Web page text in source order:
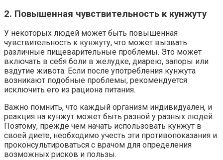
2. Повышенная чувствительность к кунжуту
У некоторых людей может быть повышенная
чувствительность к кунжуту, что может вызвать
различные пищеварительные проблемы. Это может
включать в себя боли в желудке, диарею, запоры или
вздутие живота. Если после употребления кунжута
возникают подобные проблемы, рекомендуется
исключить его из рациона питания.
Важно помнить, что каждый организм индивидуален, и
реакция на кунжут может быть разной у разных людей.
Поэтому, прежде чем начать использовать кунжут в
своей диете, необходимо учесть эти противопоказания и
проконсультироваться с врачом для определения
возможных рисков и пользы.